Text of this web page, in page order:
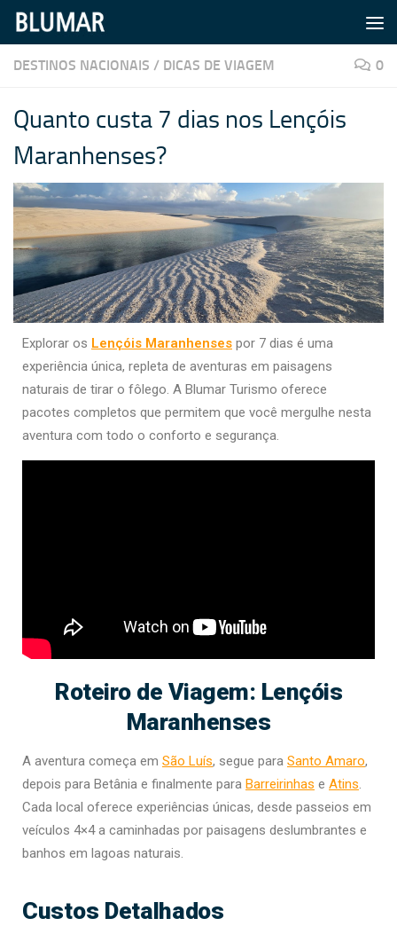
Skip to content
DESTINOS NACIONAIS / DICAS DE VIAGEM 0
Quanto custa 7 dias nos Lençóis
Maranhenses?
Explorar os Lençóis Maranhenses por 7 dias é uma
experiência única, repleta de aventuras em paisagens
naturais de tirar o fôlego. A Blumar Turismo oferece
pacotes completos que permitem que você mergulhe nesta
aventura com todo o conforto e segurança.
Roteiro de Viagem: Lençóis
Maranhenses
A aventura começa em São Luís, segue para Santo Amaro,
depois para Betânia e finalmente para Barreirinhas e Atins.
Cada local oferece experiências únicas, desde passeios em
veículos 4×4 a caminhadas por paisagens deslumbrantes e
banhos em lagoas naturais.
Custos Detalhados